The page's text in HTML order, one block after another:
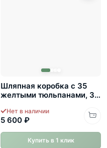
Шляпная коробка с 35
желтыми тюльпанами, 35
Нет в наличии
5 600 ₽
Купить в 1 клик